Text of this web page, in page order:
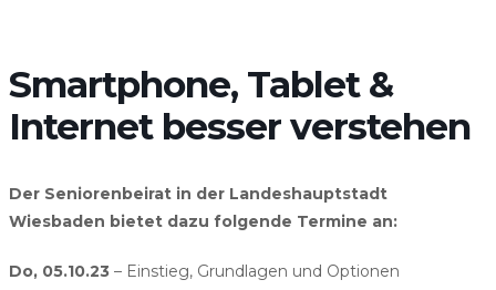
Smartphone, Tablet &
Internet besser verstehen
Der Seniorenbeirat in der Landeshauptstadt
Wiesbaden bietet dazu folgende Termine an:
Do, 05.10.23 – Einstieg, Grundlagen und Optionen